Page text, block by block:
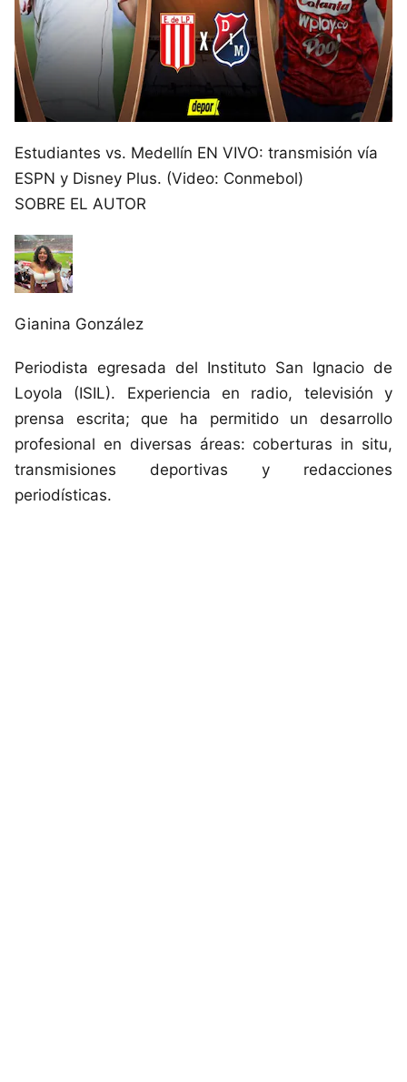
Estudiantes vs. Medellín EN VIVO: transmisión vía
ESPN y Disney Plus. (Video: Conmebol)
SOBRE EL AUTOR
Gianina González
Periodista egresada del Instituto San Ignacio de
Loyola (ISIL). Experiencia en radio, televisión y
prensa escrita; que ha permitido un desarrollo
profesional en diversas áreas: coberturas in situ,
transmisiones deportivas y redacciones
periodísticas.